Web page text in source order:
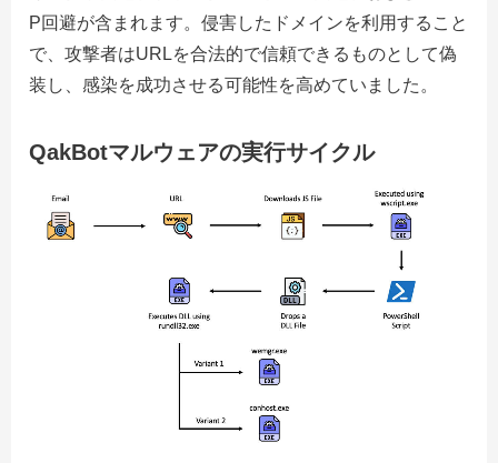
P回避が含まれます。 侵害した ドメインを利用すること
で、攻撃者はURLを合法的で信頼できるものとして偽
装し、感染を成功させる可能性を高めていました。
QakBotマルウェアの実行サイクル